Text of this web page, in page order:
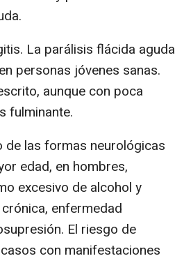
La parálisis flácida aguda
personas jóvenes sanas.
aunque con poca
fulminante.
de las formas neurológicas
edad, en hombres,
excesivo de alcohol y
enfermedad
El riesgo de
con manifestaciones